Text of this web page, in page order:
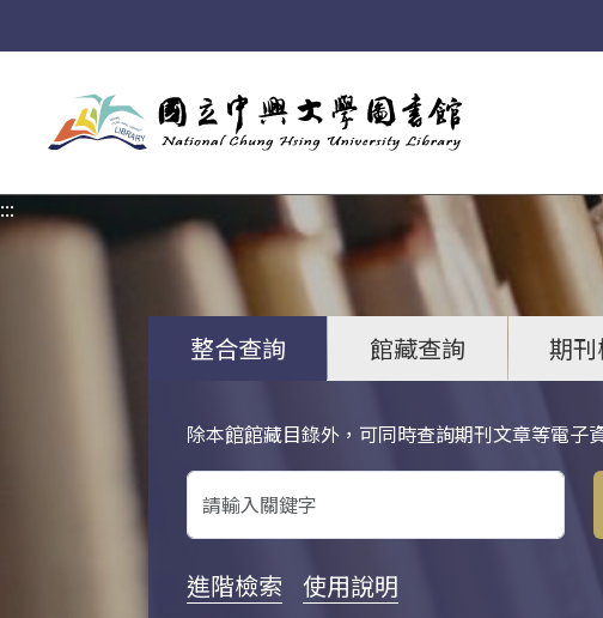
:::
整合查詢 館藏查詢 期
除本館館藏目錄外，可同時查詢期刊文章等電子
關鍵字搜尋
進階檢索 使用說明